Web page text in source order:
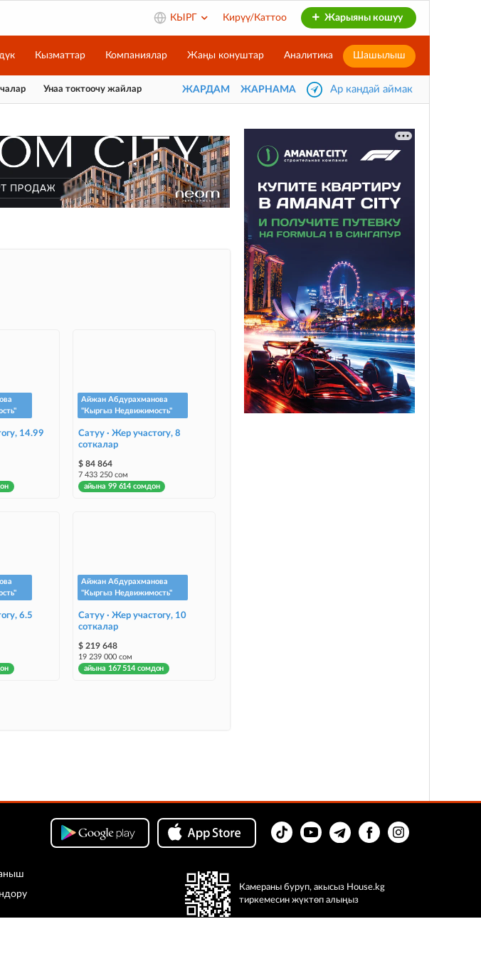
КЫРГ Кирүү/Каттоо Жарыяны кошуу
Кызматтар Компаниялар Жаңы конуштар Аналитика Шашылыш
Унаа токтоочу жайлар ЖАРДАМ ЖАРНАМА Ар кандай аймак
14.99
Айжан Абдурахманова
"Кыргыз Недвижимость"
Сатуу · Жер участогу, 8
соткалар
$ 84 864
7 433 250 сом
айына 99 614 сомдон
6.5
Айжан Абдурахманова
"Кыргыз Недвижимость"
Сатуу · Жер участогу, 10
соткалар
$ 219 648
19 239 000 сом
айына 167 514 сомдон
Камераны буруп, акысыз House.kg
тиркемесин жүктөп алыңыз